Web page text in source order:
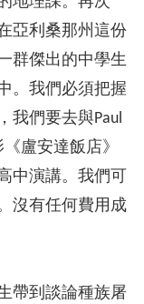
亞利桑那州這份
群傑出的中學生
。我們必須把握
我們要去與Paul
盧安達飯店》
中演講。我們可
沒有任何費用成
帶到談論種族屠